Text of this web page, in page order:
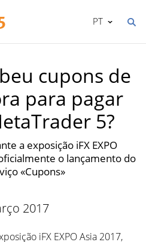
PT
cupons de
para pagar
5?
a exposição iFX EXPO
o lançamento do
«Cupons»
2017
iFX EXPO Asia 2017,